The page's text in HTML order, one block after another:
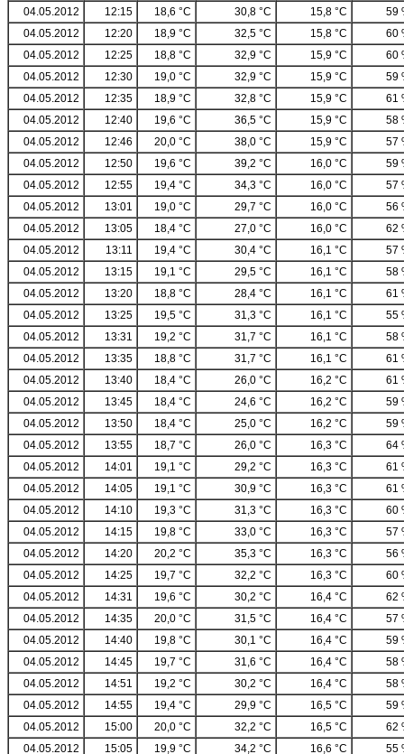
04.05.2012 12:15 18,6 °C 30,8 °C 15,8 °C
59
04.05.2012
12:20 18,9 °C 32,5 °C 15,8 °C
60
04.05.2012
12:25 18,8 °C 32,9 °C 15,9 °C
60
04.05.2012
12:30 19,0 °C 32,9 °C 15,9 °C
59
04.05.2012
12:35 18,9 °C 32,8 °C 15,9 °C
61
04.05.2012
12:40 19,6 °C 36,5 °C 15,9 °C
58
04.05.2012
12:46 20,0 °C 38,0 °C 15,9 °C
57
04.05.2012
12:50 19,6 °C 39,2 °C 16,0 °C
59
04.05.2012
12:55 19,4 °C 34,3 °C 16,0 °C
57
04.05.2012
13:01 19,0 °C 29,7 °C 16,0 °C
56
04.05.2012
13:05 18,4 °C 27,0 °C 16,0 °C
62
04.05.2012
13:11 19,4 °C 30,4 °C 16,1 °C
57
04.05.2012
13:15 19,1 °C 29,5 °C 16,1 °C
58
04.05.2012
13:20 18,8 °C 28,4 °C 16,1 °C
61
04.05.2012
13:25 19,5 °C 31,3 °C 16,1 °C
55
04.05.2012
13:31 19,2 °C 31,7 °C 16,1 °C
58
04.05.2012
13:35 18,8 °C 31,7 °C 16,1 °C
61
04.05.2012
13:40 18,4 °C 26,0 °C 16,2 °C
61
04.05.2012
13:45 18,4 °C 24,6 °C 16,2 °C
59
04.05.2012
13:50 18,4 °C 25,0 °C 16,2 °C
59
04.05.2012
13:55 18,7 °C 26,0 °C 16,3 °C
64
04.05.2012
14:01 19,1 °C 29,2 °C 16,3 °C
61
04.05.2012
14:05 19,1 °C 30,9 °C 16,3 °C
61
04.05.2012
14:10 19,3 °C 31,3 °C 16,3 °C
60
04.05.2012
14:15 19,8 °C 33,0 °C 16,3 °C
57
04.05.2012
14:20 20,2 °C 35,3 °C 16,3 °C
56
04.05.2012
14:25 19,7 °C 32,2 °C 16,3 °C
60
04.05.2012
14:31 19,6 °C 30,2 °C 16,4 °C
62
04.05.2012
14:35 20,0 °C 31,5 °C 16,4 °C
57
04.05.2012
14:40 19,8 °C 30,1 °C 16,4 °C
59
04.05.2012
14:45 19,7 °C 31,6 °C 16,4 °C
58
04.05.2012
14:51 19,2 °C 30,2 °C 16,4 °C
58
04.05.2012
14:55 19,4 °C 29,9 °C 16,5 °C
59
04.05.2012
15:00 20,0 °C 32,2 °C 16,5 °C
62
04.05.2012
15:05 19,9 °C 34,2 °C 16,6 °C
55